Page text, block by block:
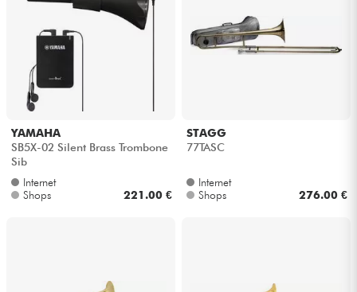
YAMAHA
SB5X-02 Silent Brass Trombone
Sib
Internet
Shops
221.00 €
STAGG
77TASC
Internet
Shops
276.00 €